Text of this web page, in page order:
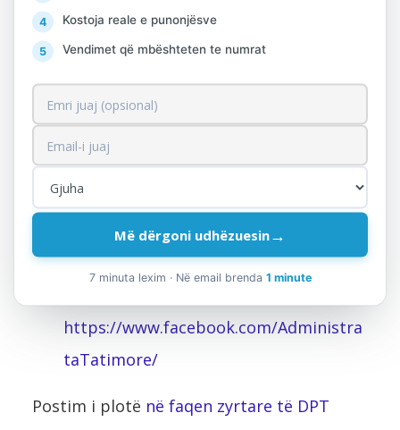
Në adresën e postës
/
Në numrin e vënë në dispozicion për
foto dhe video në Whatsapp dhe Viber:
+355 69 70 73 733
Në rrjetin social facebook Drejtoria e
https://www.facebook.com/Administra
taTatimore/
Postim i plotë në faqen zyrtare të DPT
Kostoja reale e punonjësve
Vendimet që mbështeten te numrat
Më dërgoni udhëzuesin→
7 minuta lexim · Në email brenda 1 minute